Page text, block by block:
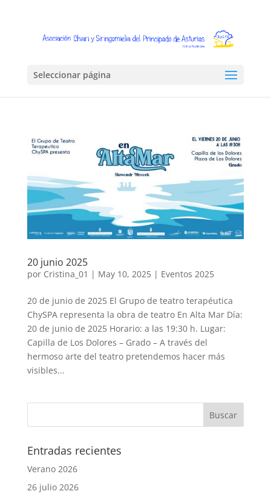
Seleccionar página
20 junio 2025
por Cristina_01 | May 10, 2025| Eventos 2025
20 de junio de 2025 El Grupo de teatro terapéutica
ChySPA representa la obra de teatro En Alta Mar Día:
20 de junio de 2025 Horario: a las 19:30 h. Lugar:
Capilla de Los Dolores – Grado – A través del
hermoso arte del teatro pretendemos hacer más
visibles...
Entradas recientes
Verano 2026
26 julio 2026